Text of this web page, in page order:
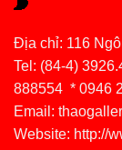
Địa chỉ: 116
Tel: (84-4)
888554 * 0946
Email:
Website: http://